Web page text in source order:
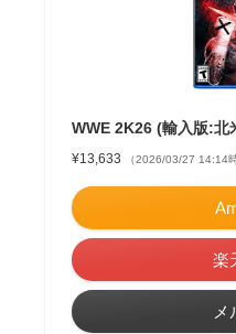
WWE 2K26 (輸入版:北
¥13,633 （2026/03/27 14:14
楽
メ